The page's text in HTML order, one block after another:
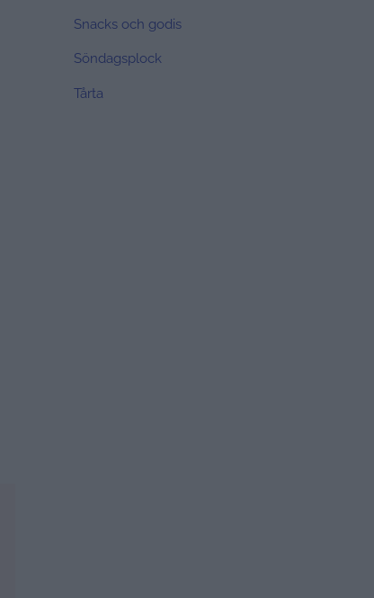
Snacks och godis
Söndagsplock
Tårta